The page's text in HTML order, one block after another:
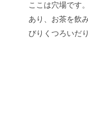
ここは穴場です
あり、お茶を飲
びりくつろいだ